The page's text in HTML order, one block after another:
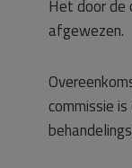
Het door de
afgewezen.
commissie